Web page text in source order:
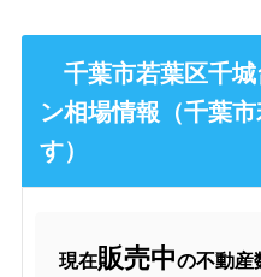
千葉市若葉区千城
ン相場情報（千葉
す）
現在販売中の不動産